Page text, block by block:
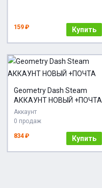
159 ₽ Купить
Geometry Dash Steam
АККАУНТ НОВЫЙ +ПОЧТА
Аккаунт
0 продаж
834 ₽ Купить